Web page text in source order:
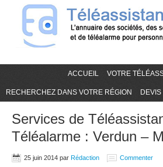
ACCUEIL VOTRE
RECHERCHEZ DANS VOTRE RÉGION
Services de
Téléalarme : Verdun –
25 juin 2014 par Rédaction Commenter